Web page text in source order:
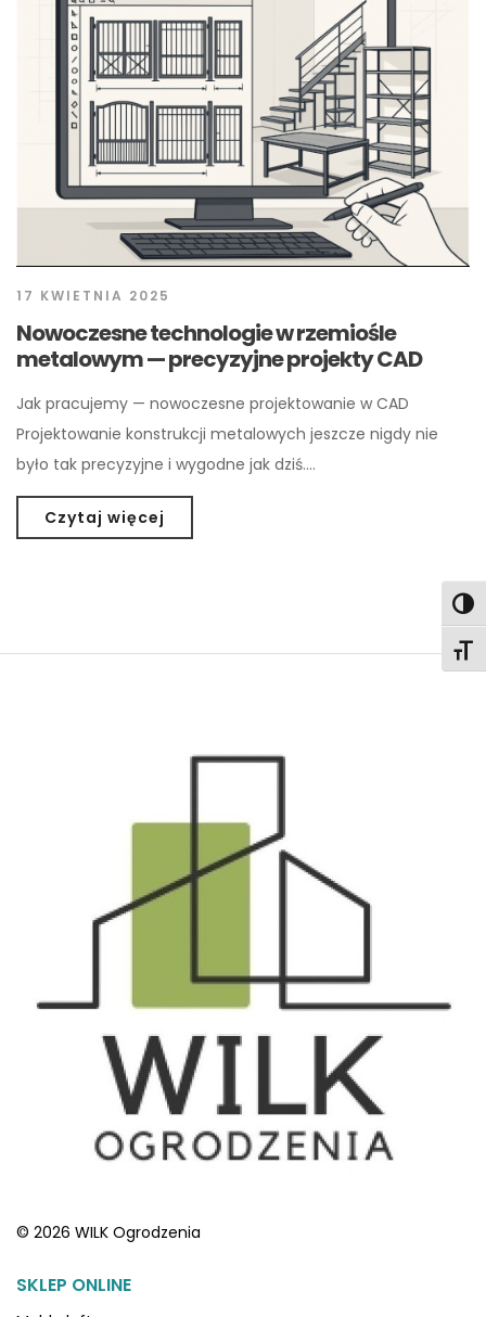
17 KWIETNIA 2025
Nowoczesne technologie w rzemiośle
metalowym — precyzyjne projekty CAD
Jak pracujemy — nowoczesne projektowanie w CAD
Projektowanie konstrukcji metalowych jeszcze nigdy nie
było tak precyzyjne i wygodne jak dziś.…
Czytaj więcej
© 2026 WILK Ogrodzenia
SKLEP ONLINE